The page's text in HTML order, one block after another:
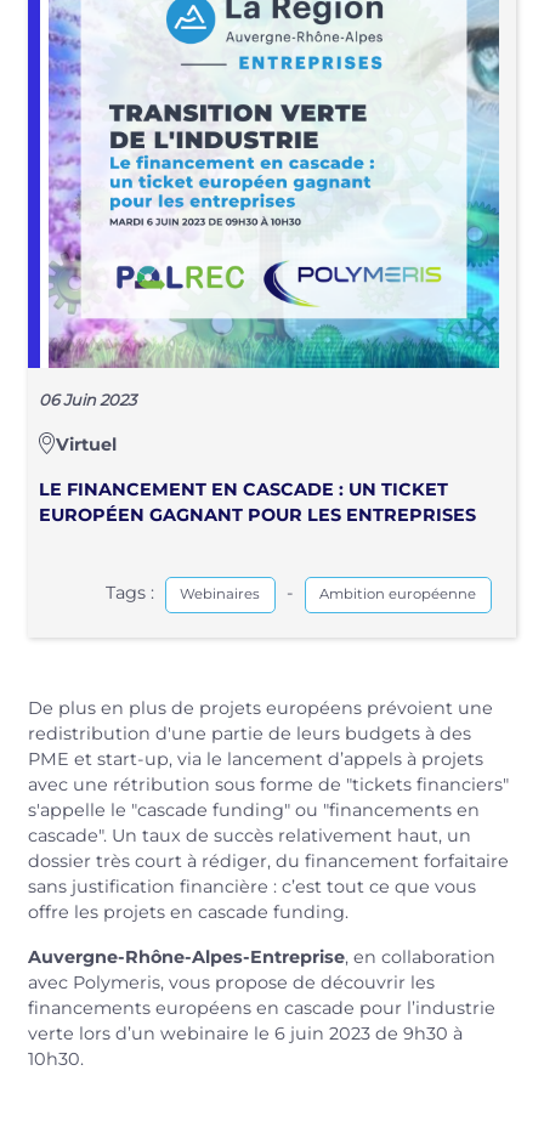
06 Juin 2023
Virtuel
LE FINANCEMENT EN CASCADE : UN TICKET
EUROPÉEN GAGNANT POUR LES ENTREPRISES
Tags : Webinaires - Ambition européenne
De plus en plus de projets européens prévoient une
redistribution d'une partie de leurs budgets à des
PME et start-up, via le lancement d’appels à projets
avec une rétribution sous forme de "tickets financiers"
s'appelle le "cascade funding" ou "financements en
cascade". Un taux de succès relativement haut, un
dossier très court à rédiger, du financement forfaitaire
sans justification financière : c’est tout ce que vous
offre les projets en cascade funding.
Auvergne-Rhône-Alpes-Entreprise, en collaboration
avec Polymeris, vous propose de découvrir les
financements européens en cascade pour l’industrie
verte lors d’un webinaire le 6 juin 2023 de 9h30 à
10h30.